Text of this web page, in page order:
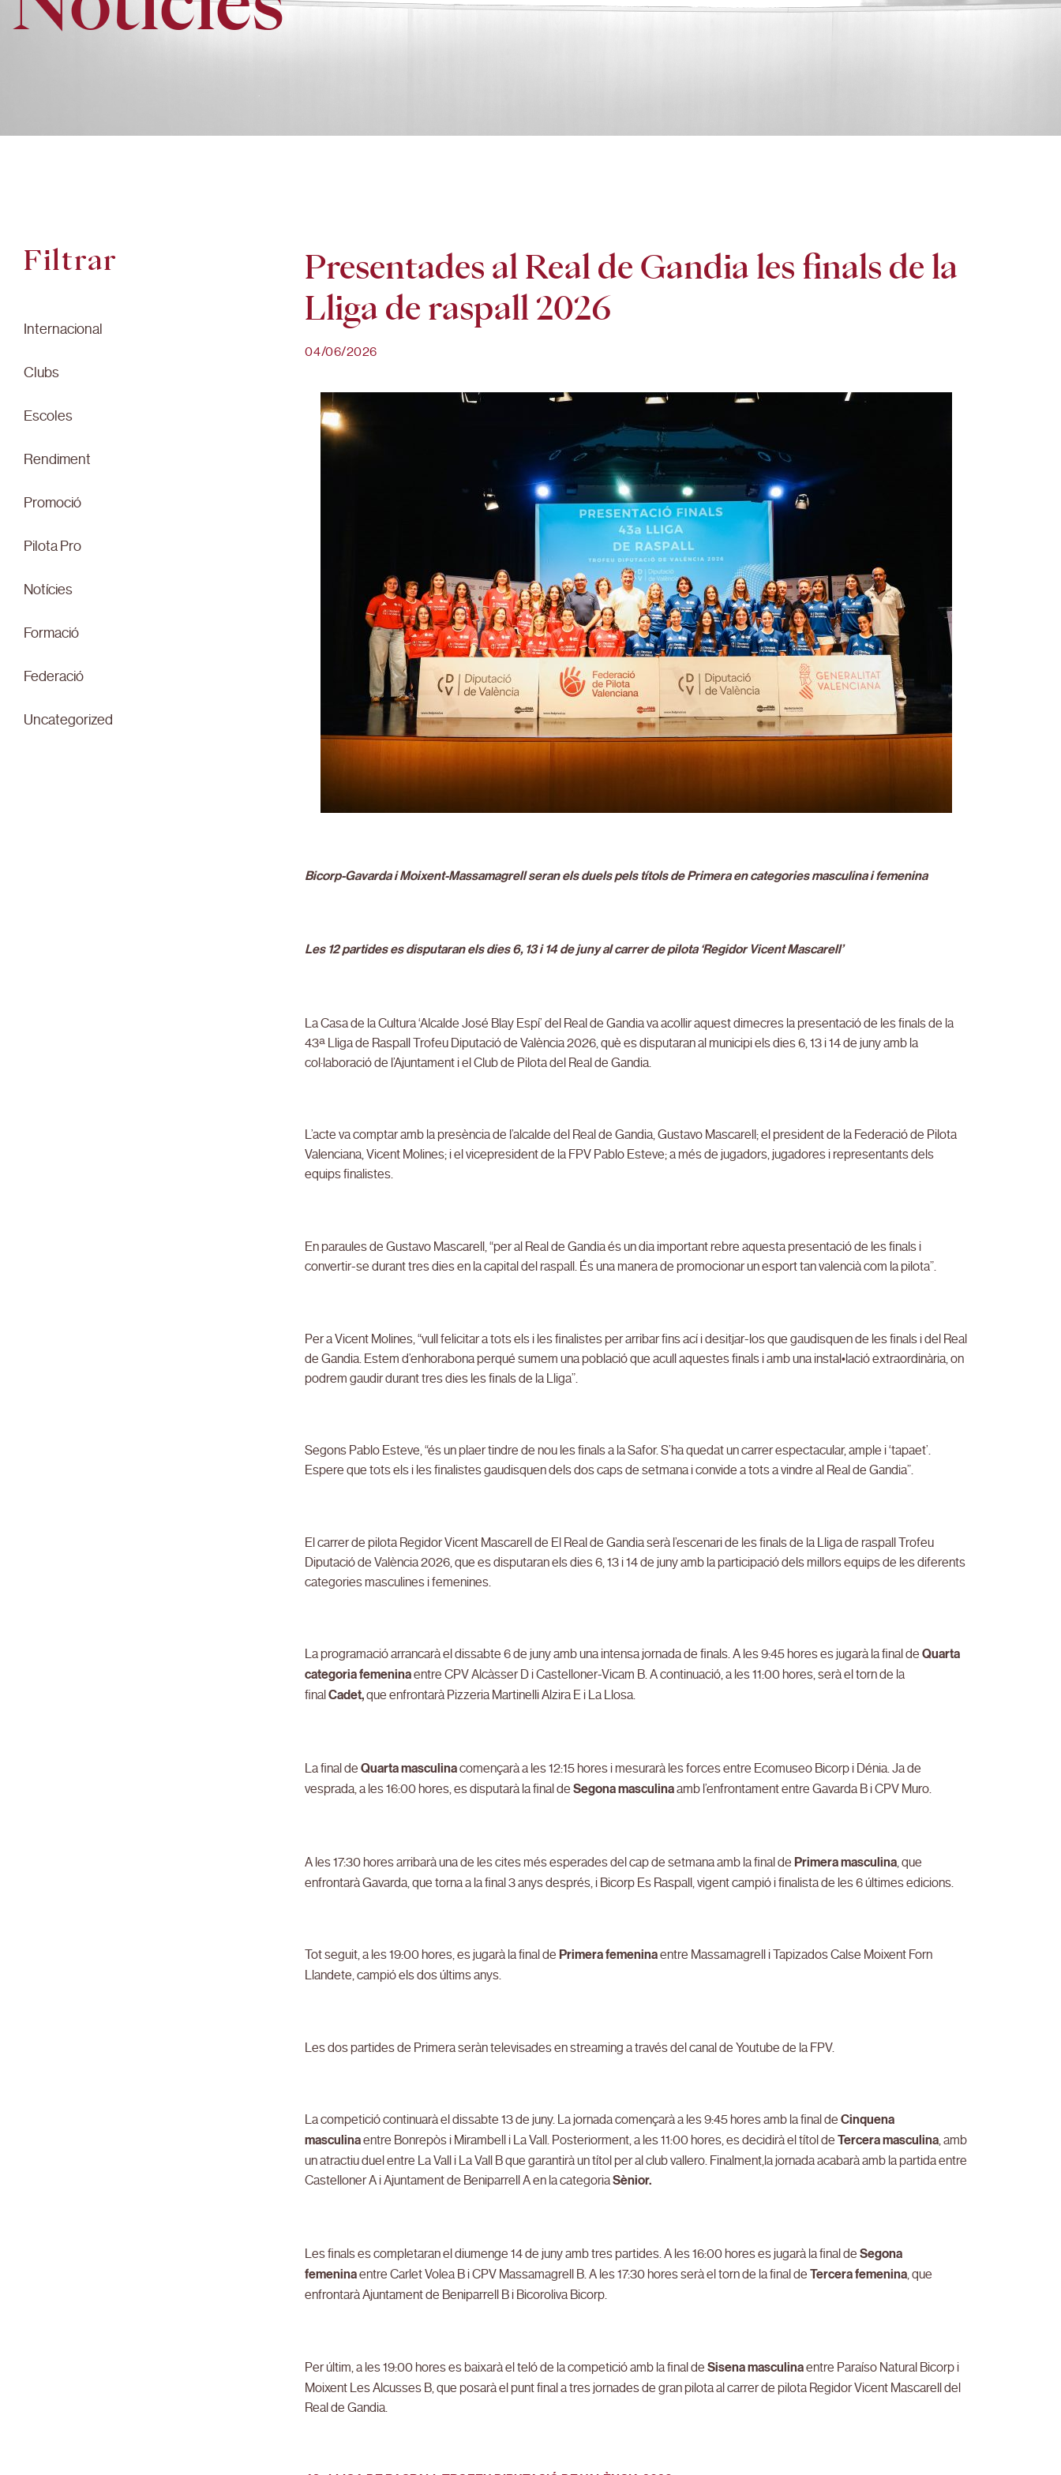
Filtrar
Internacional
Clubs
Escoles
Rendiment
Promoció
Pilota Pro
Notícies
Formació
Federació
Uncategorized
Presentades al Real de Gandia les finals de la
Lliga de raspall 2026
04/06/2026
Bicorp-Gavarda i Moixent-Massamagrell seran els duels pels títols de Primera en categories masculina i femenina
Les 12 partides es disputaran els dies 6, 13 i 14 de juny al carrer de pilota ‘Regidor Vicent Mascarell’
La Casa de la Cultura ‘Alcalde José Blay Espí’ del Real de Gandia va acollir aquest dimecres la presentació de les finals de la
43ª Lliga de Raspall Trofeu Diputació de València 2026, què es disputaran al municipi els dies 6, 13 i 14 de juny amb la
col·laboració de l’Ajuntament i el Club de Pilota del Real de Gandia.
L’acte va comptar amb la presència de l’alcalde del Real de Gandia, Gustavo Mascarell; el president de la Federació de Pilota
Valenciana, Vicent Molines; i el vicepresident de la FPV Pablo Esteve; a més de jugadors, jugadores i representants dels
equips finalistes.
En paraules de Gustavo Mascarell, “per al Real de Gandia és un dia important rebre aquesta presentació de les finals i
convertir-se durant tres dies en la capital del raspall. És una manera de promocionar un esport tan valencià com la pilota”.
Per a Vicent Molines, “vull felicitar a tots els i les finalistes per arribar fins ací i desitjar-los que gaudisquen de les finals i del Real
de Gandia. Estem d’enhorabona perqué sumem una població que acull aquestes finals i amb una instal•lació extraordinària, on
podrem gaudir durant tres dies les finals de la Lliga”.
Segons Pablo Esteve, “és un plaer tindre de nou les finals a la Safor. S’ha quedat un carrer espectacular, ample i ‘tapaet’.
Espere que tots els i les finalistes gaudisquen dels dos caps de setmana i convide a tots a vindre al Real de Gandia”.
El carrer de pilota Regidor Vicent Mascarell de El Real de Gandia serà l’escenari de les finals de la Lliga de raspall Trofeu
Diputació de València 2026, que es disputaran els dies 6, 13 i 14 de juny amb la participació dels millors equips de les diferents
categories masculines i femenines.
La programació arrancarà el dissabte 6 de juny amb una intensa jornada de finals. A les 9:45 hores es jugarà la final deQuarta
categoria femeninaentre CPV Alcàsser D i Castelloner-Vicam B. A continuació, a les 11:00 hores, serà el torn de la
finalCadet,que enfrontarà Pizzeria Martinelli Alzira E i La Llosa.
La final deQuarta masculinacomençarà a les 12:15 hores i mesurarà les forces entre Ecomuseo Bicorp i Dénia. Ja de
vesprada, a les 16:00 hores, es disputarà la final deSegona masculinaamb l’enfrontament entre Gavarda B i CPV Muro.
A les 17:30 hores arribarà una de les cites més esperades del cap de setmana amb la final de Primera masculina , que
enfrontarà Gavarda, que torna a la final 3 anys després, i Bicorp Es Raspall, vigent campió i finalista de les 6 últimes edicions.
Tot seguit, a les 19:00 hores, es jugarà la final de Primera femeninaentre Massamagrell i Tapizados Calse Moixent Forn
Llandete, campió els dos últims anys.
Les dos partides de Primera seràn televisades en streaming a través del canal de Youtube de la FPV.
La competició continuarà el dissabte 13 de juny. La jornada començarà a les 9:45 hores amb la final deCinquena
masculinaentre Bonrepòs i Mirambell i La Vall. Posteriorment, a les 11:00 hores, es decidirà el títol deTercera masculina, amb
un atractiu duel entre La Vall i La Vall B que garantirà un títol per al club vallero. Finalment,la jornada acabarà amb la partida entre
Castelloner A i Ajuntament de Beniparrell A en la categoriaSènior.
Les finals es completaran el diumenge 14 de juny amb tres partides. A les 16:00 hores es jugarà la final deSegona
femeninaentre Carlet Volea B i CPV Massamagrell B. A les 17:30 hores serà el torn de la final deTercera femenina, que
enfrontarà Ajuntament de Beniparrell B i Bicoroliva Bicorp.
Per últim, a les 19:00 hores es baixarà el teló de la competició amb la final deSisena masculinaentre Paraíso Natural Bicorp i
Moixent Les Alcusses B, que posarà el punt final a tres jornades de gran pilota al carrer de pilota Regidor Vicent Mascarell del
Real de Gandia.